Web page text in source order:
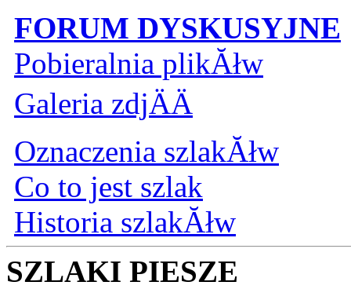
FORUM DYSKUSYJNE
Pobieralnia plikĂłw
Galeria zdjÄÄ
Oznaczenia szlakĂłw
Co to jest szlak
Historia szlakĂłw
SZLAKI PIESZE